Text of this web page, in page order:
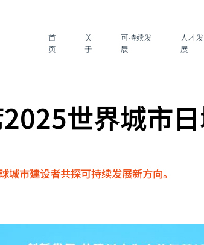
首
页
关
于
可持续发
展
人才发
展
世界城市
市建设者共探可持续发展新方向。